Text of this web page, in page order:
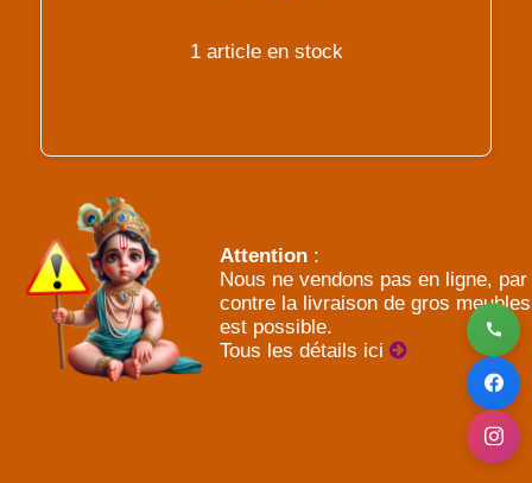
1 article en stock
Attention :
Nous ne vendons pas en ligne, par
contre la livraison de gros meubles
est possible.
Tous les détails ici